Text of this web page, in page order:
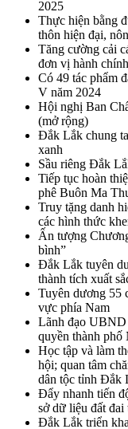
2025
Thực hiện bằng
thôn hiện đại,
Tăng cường cải
đơn vị hành chính
Có 49 tác phẩm
V năm 2024
Hội nghị Ban
(mở rộng)
Đắk Lắk chung
xanh
Sầu riêng Đắk
Tiếp tục hoàn
phê Buôn Ma
Truy tặng danh
các hình thức
Ấn tượng
bình”
Đắk Lắk tuyên
thành tích xuất
Tuyên dương 55
vực phía Nam
Lãnh đạo
quyền thành phố
Học tập và làm
hội; quan tâm
dân tộc tỉnh Đắk
Đẩy nhanh tiến
sở dữ liệu đất
Đắk Lắk triển